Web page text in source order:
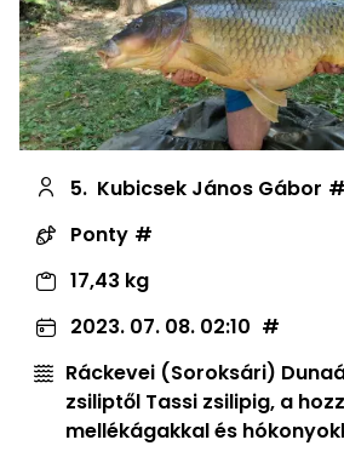
5. Kubicsek János Gábor
Ponty
17,43 kg
2023. 07. 08. 02:10
Ráckevei (Soroksári)
zsiliptől Tassi zsilipig, a
mellékágakkal és